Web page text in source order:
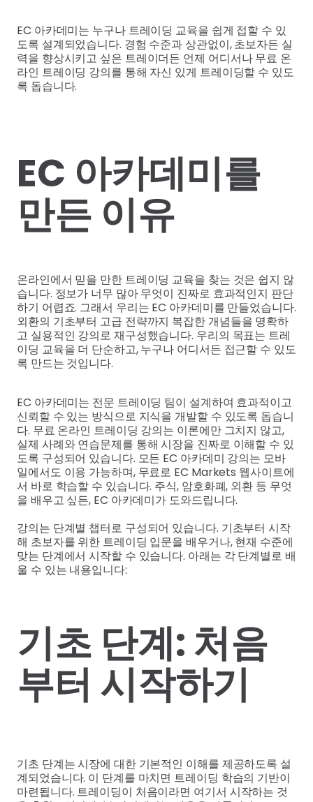
EC 아카데미는 누구나 트레이딩 교육을 쉽게 접할 수 있
도록 설계되었습니다. 경험 수준과 상관없이, 초보자든 실
력을 향상시키고 싶은 트레이더든 언제 어디서나 무료 온
라인 트레이딩 강의를 통해 자신 있게 트레이딩할 수 있도
록 돕습니다.
EC 아카데미를
만든 이유
온라인에서 믿을 만한 트레이딩 교육을 찾는 것은 쉽지 않
습니다. 정보가 너무 많아 무엇이 진짜로 효과적인지 판단
하기 어렵죠. 그래서 우리는 EC 아카데미를 만들었습니다.
외환의 기초부터 고급 전략까지 복잡한 개념들을 명확하
고 실용적인 강의로 재구성했습니다. 우리의 목표는 트레
이딩 교육을 더 단순하고, 누구나 어디서든 접근할 수 있도
록 만드는 것입니다.
EC 아카데미는 전문 트레이딩 팀이 설계하여 효과적이고
신뢰할 수 있는 방식으로 지식을 개발할 수 있도록 돕습니
다. 무료 온라인 트레이딩 강의는 이론에만 그치지 않고,
실제 사례와 연습문제를 통해 시장을 진짜로 이해할 수 있
도록 구성되어 있습니다. 모든 EC 아카데미 강의는 모바
일에서도 이용 가능하며, 무료로 EC Markets 웹사이트에
서 바로 학습할 수 있습니다. 주식, 암호화폐, 외환 등 무엇
을 배우고 싶든, EC 아카데미가 도와드립니다.
강의는 단계별 챕터로 구성되어 있습니다. 기초부터 시작
해 초보자를 위한 트레이딩 입문을 배우거나, 현재 수준에
맞는 단계에서 시작할 수 있습니다. 아래는 각 단계별로 배
울 수 있는 내용입니다:
기초 단계: 처음
부터 시작하기
기초 단계는 시장에 대한 기본적인 이해를 제공하도록 설
계되었습니다. 이 단계를 마치면 트레이딩 학습의 기반이
마련됩니다. 트레이딩이 처음이라면 여기서 시작하는 것